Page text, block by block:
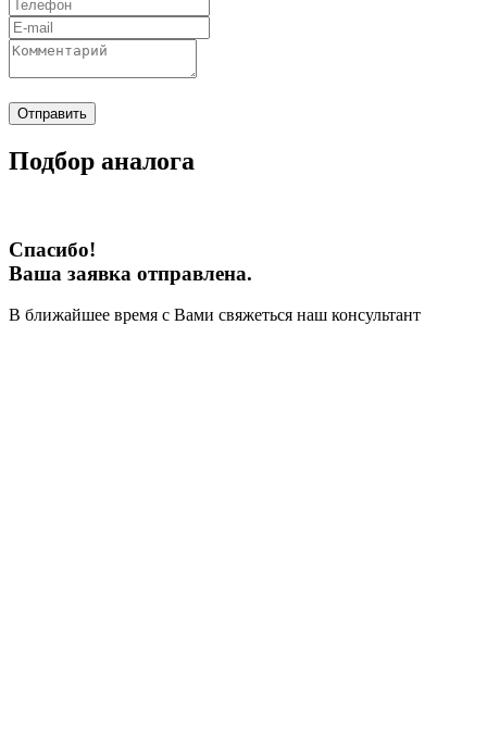
Отправить
Подбор аналога
Спасибо!
Ваша заявка отправлена.
В ближайшее время с Вами свяжеться наш консультант